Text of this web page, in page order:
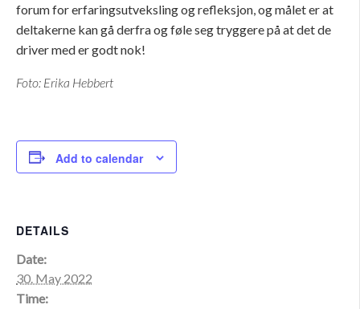
forum for erfaringsutveksling og refleksjon, og målet er at
deltakerne kan gå derfra og føle seg tryggere på at det de
driver med er godt nok!
Foto: Erika Hebbert
Add to calendar
DETAILS
Date:
30. May 2022
Time: